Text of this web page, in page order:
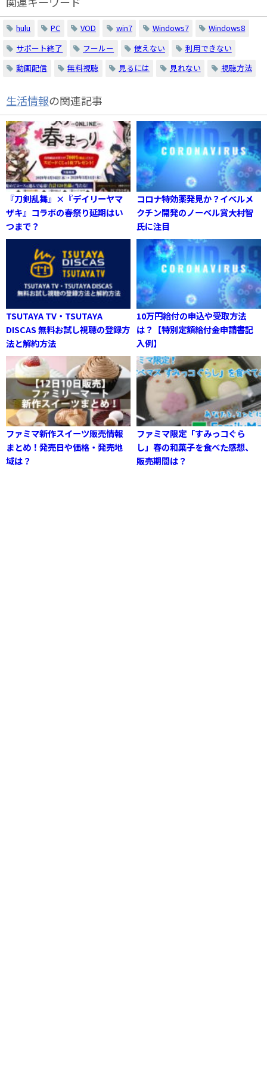
hulu PC VOD win7 Windows7
Windows8
サポート終了
フールー 使えない
利用できない
動画配信
無料視聴 見るには 見れない 視聴方法
生活情報の関連記事
『刀剣乱舞』×『デイリーヤマ
ザキ』コラボの春祭り延期はい
つまで？
コロナ特効薬発見か？イベルメ
クチン開発のノーベル賞大村智
氏に注目
TSUTAYA TV・TSUTAYA
DISCAS 無料お試し視聴の登録方
法と解約方法
10万円給付の申込や受取方法
は？【特別定額給付金申請書記
入例】
ファミマ新作スイーツ販売情報
まとめ！発売日や価格・発売地
域は？
ファミマ限定「すみっコぐら
し」春の和菓子を食べた感想、
販売期間は？